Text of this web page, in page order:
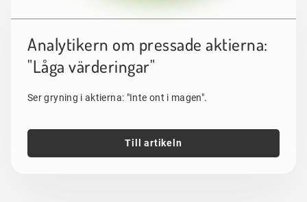
Analytikern om pressade aktierna:
"Låga värderingar"
Ser gryning i aktierna: "Inte ont i magen".
Till artikeln